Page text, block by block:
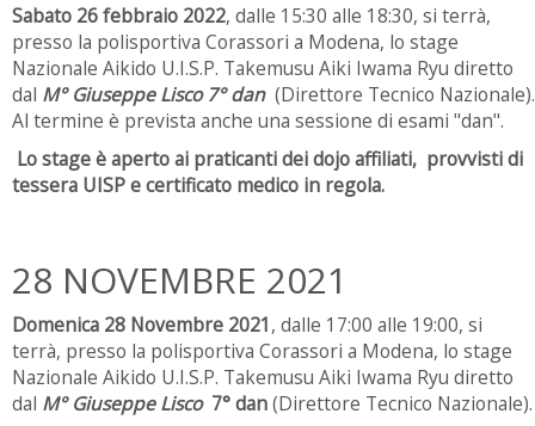
Sabato 26 febbraio 2022, dalle 15:30 alle 18:30, si terrà,
presso la polisportiva Corassori a Modena, lo stage
Nazionale Aikido U.I.S.P. Takemusu Aiki Iwama Ryu diretto
dal M° Giuseppe Lisco 7° dan(Direttore Tecnico Nazionale).
Al termine è prevista anche una sessione di esami "dan".
Lo stage è aperto ai praticanti dei dojo affiliati, provvisti di
tessera UISP e certificato medico in regola.
28 NOVEMBRE 2021
Domenica 28 Novembre 2021, dalle 17:00 alle 19:00, si
terrà, presso la polisportiva Corassori a Modena, lo stage
Nazionale Aikido U.I.S.P. Takemusu Aiki Iwama Ryu diretto
dal M° Giuseppe Lisco 7° dan(Direttore Tecnico Nazionale).